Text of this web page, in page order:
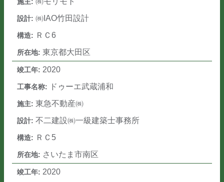
㈱IAO竹田設計
ＲＣ6
東京都大田区
2020
ドゥーエ武蔵浦和
東急不動産㈱
不二建設㈱一級建築士事務所
ＲＣ5
さいたま市南区
2020